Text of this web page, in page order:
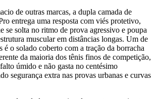
de outras marcas, a dupla camada de
entrega uma resposta com viés protetivo,
se solta no ritmo de prova agressivo e poupa
muscular em distâncias longas. Um de
é o solado coberto com a tração da borracha
da maioria dos tênis finos de competição,
úmido e não gasta no centésimo
segurança extra nas provas urbanas e curvas